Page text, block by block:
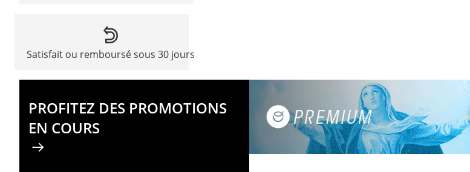
Satisfait ou remboursé sous 30 jours
PROFITEZ DES PROMOTIONS
EN COURS